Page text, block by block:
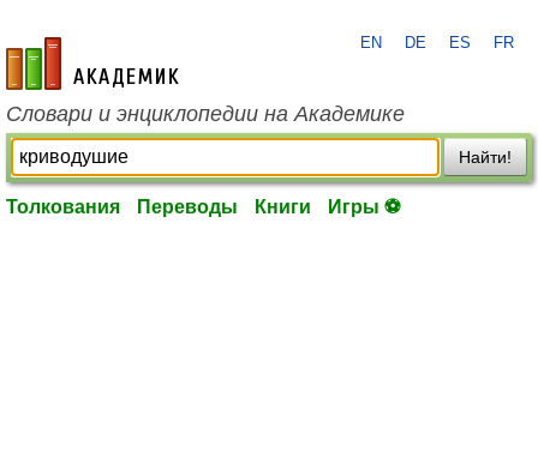
academic.ru
EN DE ES FR
Словари и энциклопедии на Академике
Найти!
Толкования Переводы Книги Игры ⚽